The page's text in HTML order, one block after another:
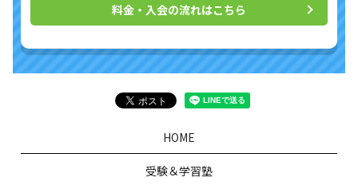
料金・入会の流れはこちら
HOME
受験＆学習塾